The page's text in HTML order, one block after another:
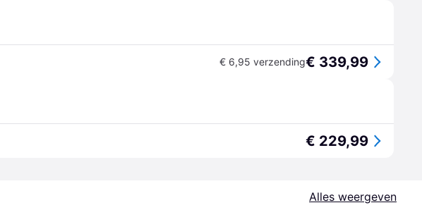
€ 6,95 verzending€ 339,99
€ 229,99
Alles weergeven